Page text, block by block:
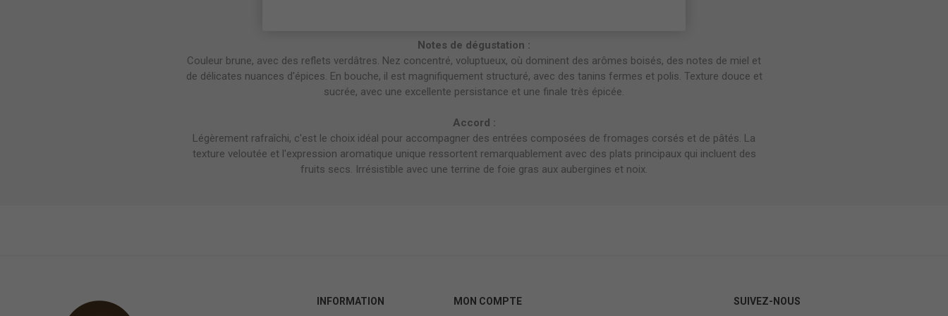
Notes de dégustation :
Couleur brune, avec des reflets verdâtres. Nez concentré, voluptueux, où dominent des arômes boisés, des notes de miel et
de délicates nuances d'épices. En bouche, il est magnifiquement structuré, avec des tanins fermes et polis. Texture douce et
sucrée, avec une excellente persistance et une finale très épicée.
Accord :
Légèrement rafraîchi, c'est le choix idéal pour accompagner des entrées composées de fromages corsés et de pâtés. La
texture veloutée et l'expression aromatique unique ressortent remarquablement avec des plats principaux qui incluent des
fruits secs. Irrésistible avec une terrine de foie gras aux aubergines et noix.
INFORMATION MON COMPTE SUIVEZ-NOUS